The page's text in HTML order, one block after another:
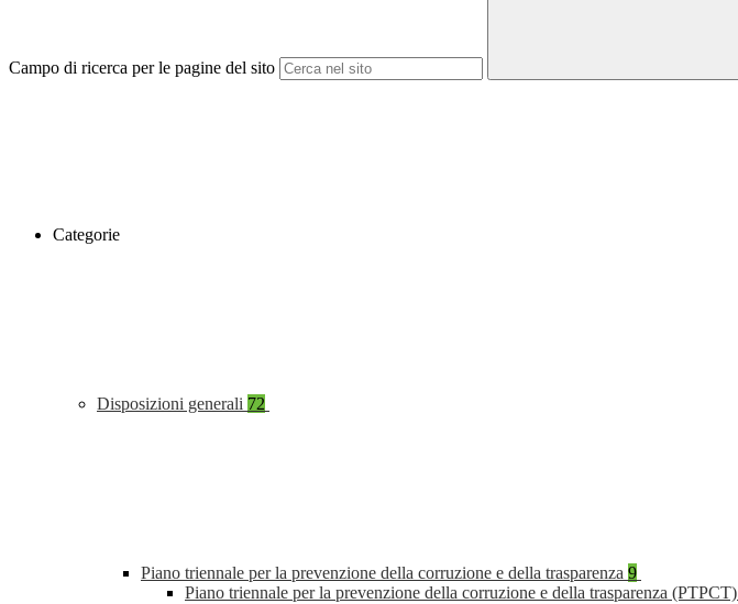
Campo di ricerca per le pagine del sito
Categorie
Disposizioni generali 72
Piano triennale per la prevenzione della corruzione e della trasparenza 9
Piano triennale per la prevenzione della corruzione e della trasparenza (PTPCT)